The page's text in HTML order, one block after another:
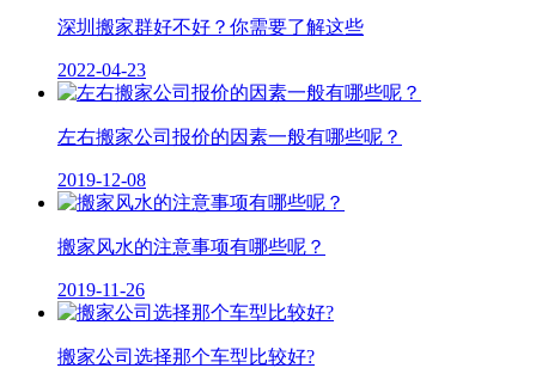
深圳搬家群好不好？你需要了解这些
2022-04-23
左右搬家公司报价的因素一般有哪些呢？
2019-12-08
搬家风水的注意事项有哪些呢？
2019-11-26
搬家公司选择那个车型比较好?